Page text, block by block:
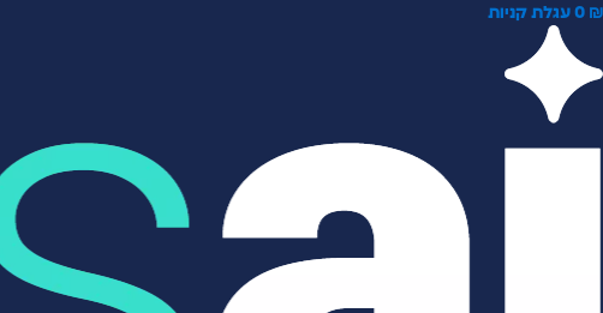
₪
0 עגלת קניות